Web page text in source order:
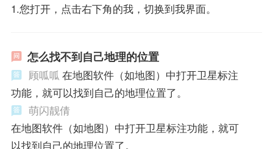
1.您打开，点击右下角的我，切换到我界面。
怎么找不到自己地理的位置
顾呱呱 在地图软件（如地图）中打开卫星标注
功能，就可以找到自己的地理位置了。
萌闪靓倩
在地图软件（如地图）中打开卫星标注功能，就可
以找到自己的地理位置了。